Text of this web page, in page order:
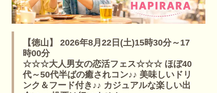
【徳山】 2026年8月22日(土)15時30分～17
時00分
☆☆☆大人男女の恋活フェス☆☆☆ ほぼ40
代～50代半ばの癒されコン♪♪ 美味しいドリ
ンク＆フード付き♪♪ カジュアルな楽しい出